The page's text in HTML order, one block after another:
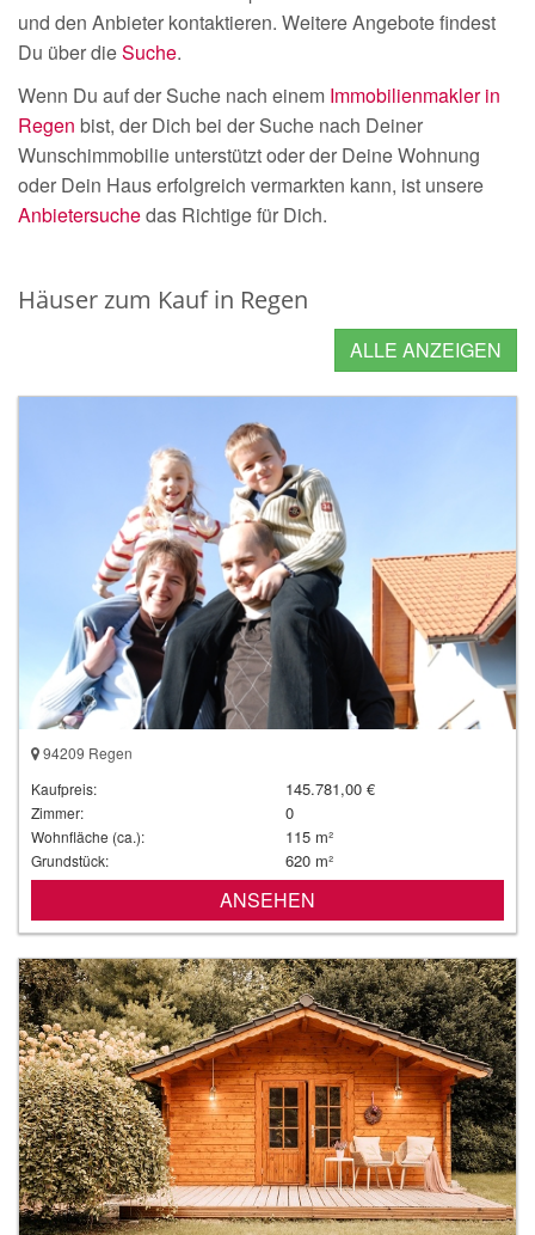
und den Anbieter kontaktieren. Weitere Angebote findest
Du über dieSuche.
Wenn Du auf der Suche nach einem Immobilienmakler in
Regen bist, der Dich bei der Suche nach Deiner
Wunschimmobilie unterstützt oder der Deine Wohnung
oder Dein Haus erfolgreich vermarkten kann, ist unsere
Anbietersuchedas Richtige für Dich.
Häuser zum Kauf in Regen
ALLE ANZEIGEN
94209 Regen
Kaufpreis:
145.781,00 €
Zimmer: 0
Wohnfläche (ca.): 115 m²
Grundstück: 620 m²
ANSEHEN